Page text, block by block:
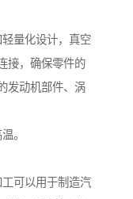
量化设计，真空
接，确保零件的
发动机部件、涡
。
可以用于制造汽